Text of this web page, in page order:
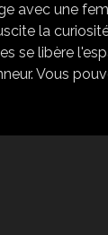
avec une
la
se libère
Vous